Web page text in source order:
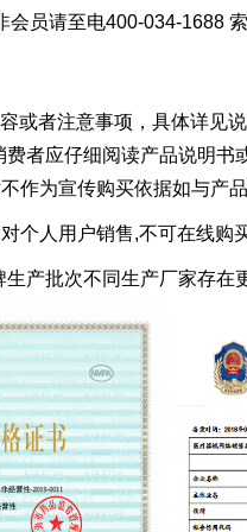
员请至电400-034-1688 索
或者注意事项，具体详见说
者应仔细阅读产品说明书
作为宣传购买依据如与产
个人用户销售,不可在线购
产批次不同生产厂家存在